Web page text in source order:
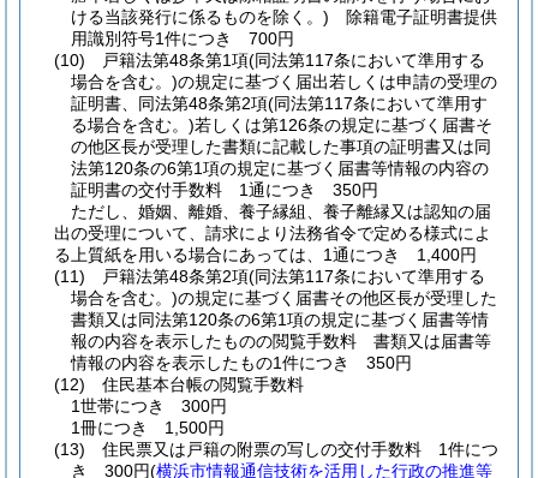
ける当該発行に係るものを除く。) 除籍電子証明書提供
用識別符号1件につき 700円
(10)
戸籍法第48条第1項(同法第117条において準用する
場合を含む。)の規定に基づく届出若しくは申請の受理の
証明書、同法第48条第2項(同法第117条において準用す
る場合を含む。)若しくは第126条の規定に基づく届書そ
の他区長が受理した書類に記載した事項の証明書又は同
法第120条の6第1項の規定に基づく届書等情報の内容の
証明書の交付手数料 1通につき 350円
ただし、婚姻、離婚、養子縁組、養子離縁又は認知の届
出の受理について、請求により法務省令で定める様式によ
る上質紙を用いる場合にあっては、1通につき 1,400円
(11)
戸籍法第48条第2項(同法第117条において準用する
場合を含む。)の規定に基づく届書その他区長が受理した
書類又は同法第120条の6第1項の規定に基づく届書等情
報の内容を表示したものの閲覧手数料 書類又は届書等
情報の内容を表示したもの1件につき 350円
(12)
住民基本台帳の閲覧手数料
1世帯につき 300円
1冊につき 1,500円
(13)
住民票又は戸籍の附票の写しの交付手数料 1件につ
き 300円(横浜市情報通信技術を活用した行政の推進等